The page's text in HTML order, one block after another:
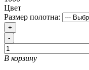
Цвет
Размер полотна:
+
-
В корзину